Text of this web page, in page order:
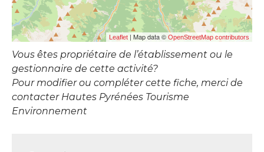
Leaflet | Map data © OpenStreetMap contributors
Vous êtes propriétaire de l’établissement ou le
gestionnaire de cette activité?
Pour modifier ou compléter cette fiche, merci de
contacter Hautes Pyrénées Tourisme
Environnement